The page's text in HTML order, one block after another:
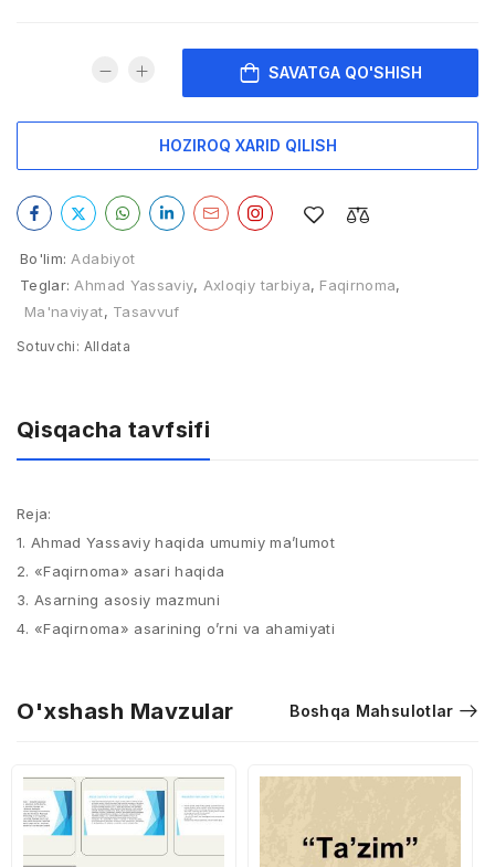
SAVATGA QO'SHISH
HOZIROQ XARID QILISH
Bo'lim: Adabiyot
Teglar: Ahmad Yassaviy, Axloqiy tarbiya, Faqirnoma,
Ma'naviyat, Tasavvuf
Sotuvchi: Alldata
Qisqacha tavfsifi
Reja:
1. Ahmad Yassaviy haqida umumiy ma’lumot
2. «Faqirnoma» asari haqida
3. Asarning asosiy mazmuni
4. «Faqirnoma» asarining o’rni va ahamiyati
O'xshash Mavzular Boshqa Mahsulotlar